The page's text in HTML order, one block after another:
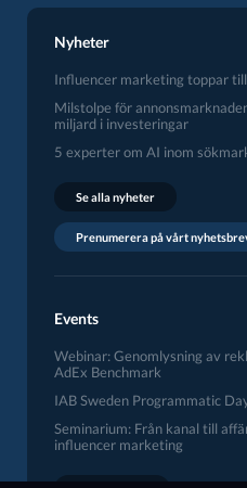
Nyheter
Influencer marketing toppar
Milstolpe för
miljard i investeringar
5 experter om AI inom
Se alla nyheter
Prenumerera på vårt
Events
Webinar: Genomlysning av
AdEx Benchmark
IAB Sweden Programmatic
Seminarium: Från kanal till
influencer marketing